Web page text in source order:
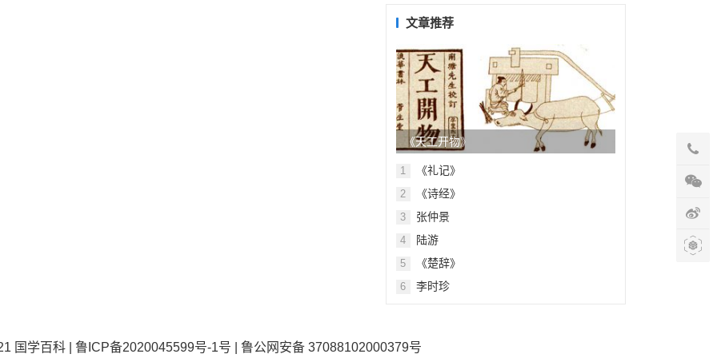
录文章推荐
《天工开物》
1 《礼记》
2 《诗经》
3 张仲景
4 陆游
5 《楚辞》
6 李时珍
国学百科 鲁ICP备2020045599号-1号 鲁公网安备 37088102000379号